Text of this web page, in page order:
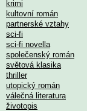
krimi
kultovní román
partnerské vztahy
sci-fi
sci-fi novella
společenský román
světová klasika
thriller
utopický román
válečná literatura
životopis